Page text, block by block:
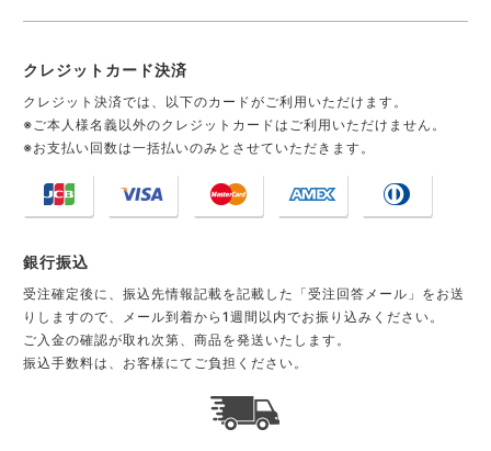
クレジットカード決済
クレジット決済では、以下のカードがご利用いただけます。
※ご本人様名義以外のクレジットカードはご利用いただけません。
※お支払い回数は一括払いのみとさせていただきます。
銀行振込
受注確定後に、振込先情報記載を記載した「受注回答メール」をお送
りしますので、メール到着から1週間以内でお振り込みください。
ご入金の確認が取れ次第、商品を発送いたします。
振込手数料は、お客様にてご負担ください。